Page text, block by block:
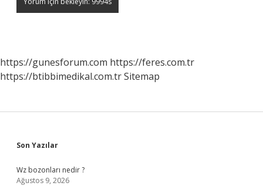
https://gunesforum.com https://feres.com.tr
https://btibbimedikal.com.trSitemap
Sidebar
Son Yazılar
Wz bozonları nedir ?
Ağustos 9, 2026